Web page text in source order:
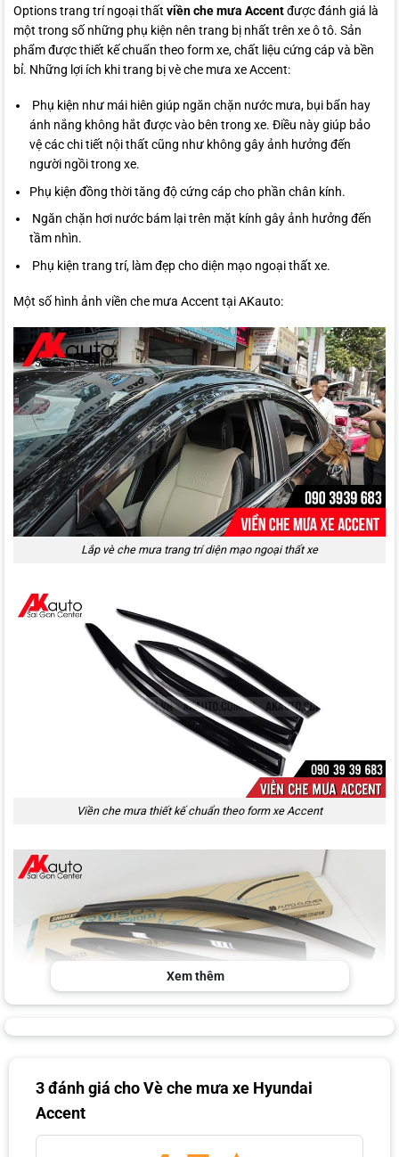
Options trang trí ngoại thất viền che mưa Accentđược đánh giá là
một trong số những phụ kiện nên trang bị nhất trên xe ô tô. Sản
phẩm được thiết kế chuẩn theo form xe, chất liệu cứng cáp và bền
bỉ. Những lợi ích khi trang bị vè che mưa xe Accent:
Phụ kiện như mái hiên giúp ngăn chặn nước mưa, bụi bẩn hay
ánh nắng không hắt được vào bên trong xe. Điều này giúp bảo
vệ các chi tiết nội thất cũng như không gây ảnh hưởng đến
người ngồi trong xe.
Phụ kiện đồng thời tăng độ cứng cáp cho phần chân kính.
Ngăn chặn hơi nước bám lại trên mặt kính gây ảnh hưởng đến
tầm nhìn.
Phụ kiện trang trí, làm đẹp cho diện mạo ngoại thất xe.
Một số hình ảnh viền che mưa Accent tại AKauto:
Lắp vè che mưa trang trí diện mạo ngoại thất xe
Viền che mưa thiết kế chuẩn theo form xe Accent
Xem thêm
3 đánh giá choVè che mưa xe Hyundai
Accent